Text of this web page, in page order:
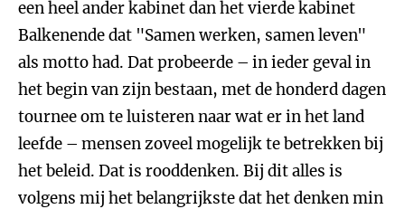
een heel ander kabinet dan het vierde kabinet
Balkenende dat "Samen werken, samen leven"
als motto had. Dat probeerde – in ieder geval in
het begin van zijn bestaan, met de honderd dagen
tournee om te luisteren naar wat er in het land
leefde – mensen zoveel mogelijk te betrekken bij
het beleid. Dat is rooddenken. Bij dit alles is
volgens mij het belangrijkste dat het denken min